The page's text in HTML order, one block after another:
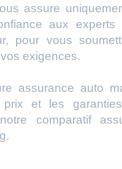
assure
aux
pour vous
exigences.
assurance auto
et les
comparatif